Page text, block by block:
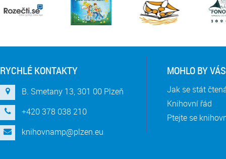
RYCHLÉ KONTAKTY
B. Smetany 13, 301 00 Plzeň
+420 378 038 210
knihovnamp@plzen.eu
MOHLO BY
Jak se stát
Knihovní řád
Ptejte se